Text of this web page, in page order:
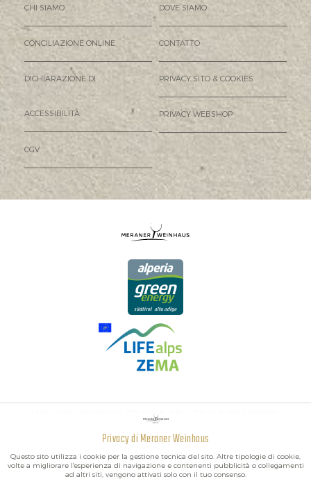
CHI SIAMO DOVE SIAMO
CONCILIAZIONE ONLINE CONTATTO
DICHIARAZIONE DI
ACCESSIBILITÀ
PRIVACY SITO & COOKIES
PRIVACY WEBSHOP
CGV
I MIGLIORI VINI DELL'ALTO ADIGE, DELL'ITALIA E DEL MONDO.
Privacy di Meraner Weinhaus
Questo sito utilizza i cookie per la gestione tecnica del sito. Altre tipologie di cookie,
volte a migliorare l'esperienza di navigazione e contenenti pubblicità o collegamenti
ad altri siti, vengono attivati solo con il tuo consenso.